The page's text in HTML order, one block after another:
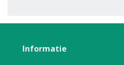
Informatie